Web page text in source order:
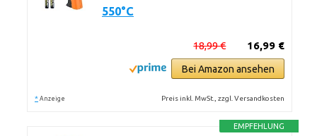
550°C
16,99 €
18,99 €
Bei Amazon ansehen
* Anzeige Preis inkl. MwSt., zzgl. Versandkosten
EMPFEHLUNG